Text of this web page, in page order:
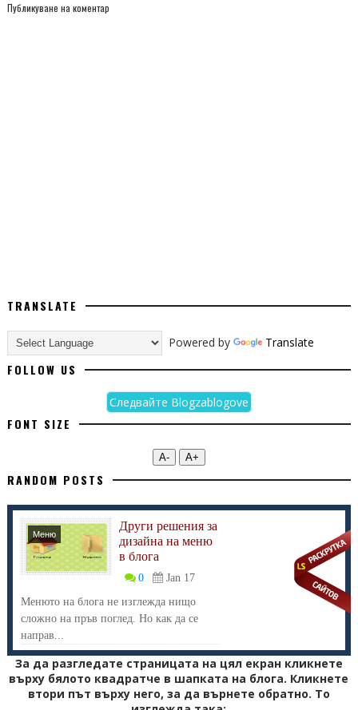
Публикуване на коментар
TRANSLATE
Powered by Translate
FOLLOW US
Следвайте Blogzablogove
FONT SIZE
А- А+
RANDOM POSTS
Меню
Други решения за
дизайна на меню
в блога
0
Jan 17
Менюто на блога не изглежда нищо
сложно на пръв поглед. Но как да се
направ...
За да разгледате страницата на цял екран кликнете
върху бялото квадратче в шапката на блога. Кликнете
втори път върху него, за да върнете обратно. То